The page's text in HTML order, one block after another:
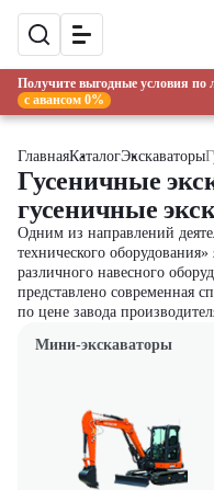
Получите выгодные условия по
с авансом 0%
ГлавнаяКаталогЭкскаваторы
Гусеничные
гусеничные
Одним из направлений
технического
различного навесного
представлено современная
по цене завода
Мини-экскаваторы